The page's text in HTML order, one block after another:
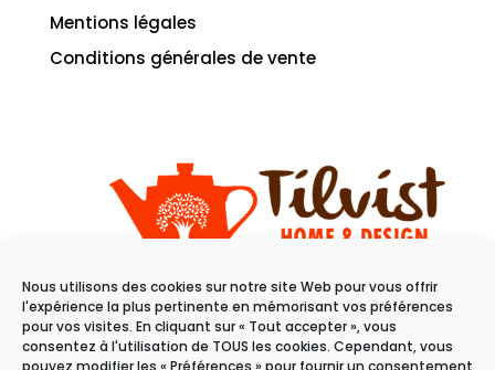
Nous utilisons des cookies sur notre site Web pour vous offrir
l'expérience la plus pertinente en mémorisant vos préférences
pour vos visites. En cliquant sur « Tout accepter », vous
consentez à l'utilisation de TOUS les cookies. Cependant, vous
pouvez modifier les « Préférences » pour fournir un consentement
Mentions légales
Conditions générales de vente
11 rue du raisin
68100 Mulhouse